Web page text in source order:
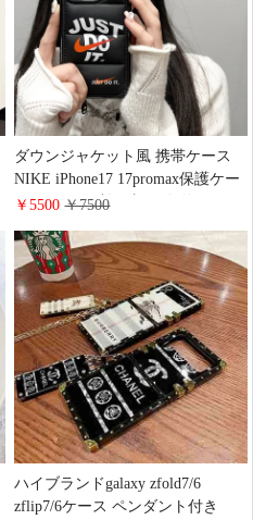
ダウンジャケット風 携帯ケース
NIKE iPhone17 17promax保護ケー
ス ソフト 衝撃吸収 男女兼用
イキ かっこいい スポーツ風 ブラ
ンド Galaxy Z Flip 6/5携帯ケース
おしゃれ 韓国 流行り
￥5500￥7500
ハイブランドgalaxy zfold7/6
zflip7/6ケース ペンダント付き